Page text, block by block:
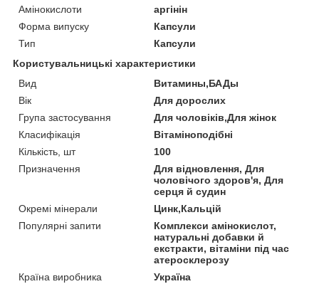
Амінокислоти
аргінін
Форма випуску
Капсули
Тип
Капсули
Користувальницькі характеристики
Вид
Витамины,БАДы
Вік
Для дорослих
Група застосування
Для чоловіків,Для жінок
Класифікація
Вітаміноподібні
Кількість, шт
100
Призначення
Для відновлення, Для
чоловічого здоров'я, Для
серця й судин
Окремі мінерали
Цинк,Кальцій
Популярні запити
Комплекси амінокислот,
натуральні добавки й
екстракти, вітаміни під час
атеросклерозу
Країна виробника
Україна